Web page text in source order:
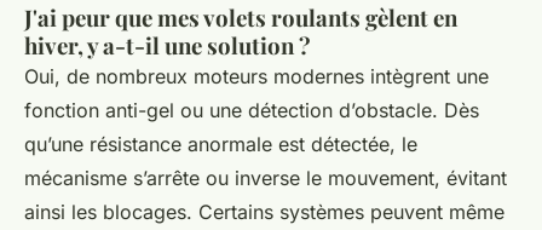
J'ai peur que mes volets roulants gèlent en
hiver, y a-t-il une solution ?
Oui, de nombreux moteurs modernes intègrent une
fonction anti-gel ou une détection d’obstacle. Dès
qu’une résistance anormale est détectée, le
mécanisme s’arrête ou inverse le mouvement, évitant
ainsi les blocages. Certains systèmes peuvent même